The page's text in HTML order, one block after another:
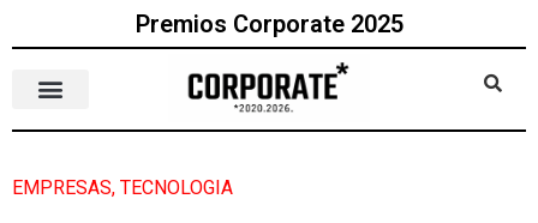
Premios Corporate 2025
EMPRESAS, TECNOLOGIA